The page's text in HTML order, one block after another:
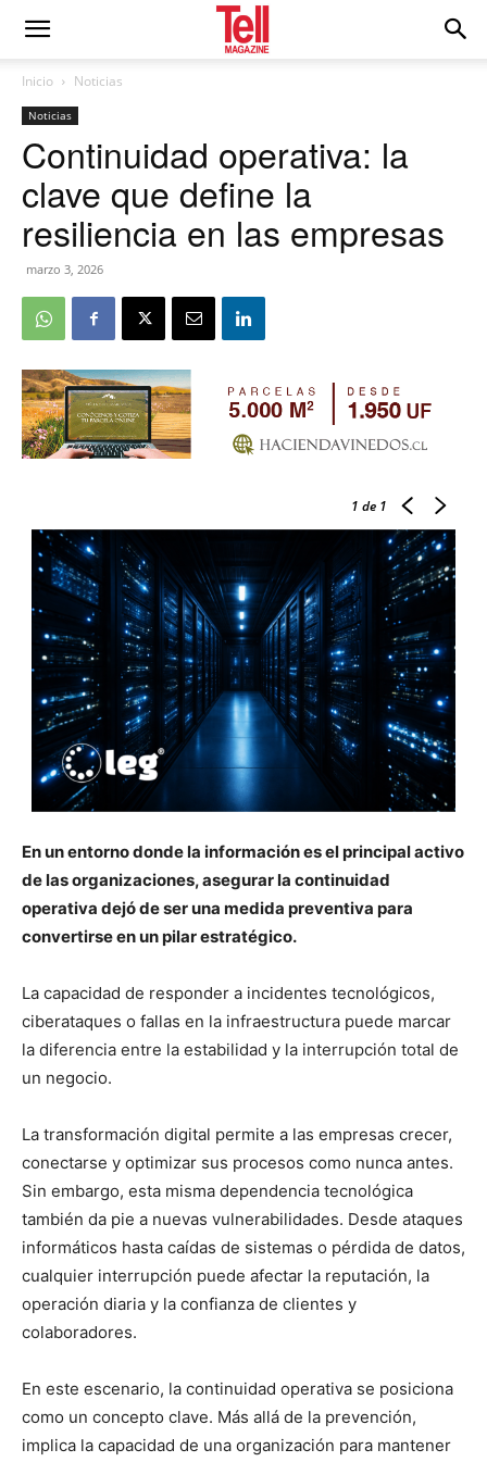
Inicio Noticias
Noticias
Continuidad operativa: la
clave que define la
resiliencia en las empresas
marzo 3, 2026
1 de 1
En un entorno donde la información es el principal activo
de las organizaciones, asegurar la continuidad
operativa dejó de ser una medida preventiva para
convertirse en un pilar estratégico.
La capacidad de responder a incidentes tecnológicos,
ciberataques o fallas en la infraestructura puede marcar
la diferencia entre la estabilidad y la interrupción total de
un negocio.
La transformación digital permite a las empresas crecer,
conectarse y optimizar sus procesos como nunca antes.
Sin embargo, esta misma dependencia tecnológica
también da pie a nuevas vulnerabilidades. Desde ataques
informáticos hasta caídas de sistemas o pérdida de datos,
cualquier interrupción puede afectar la reputación, la
operación diaria y la confianza de clientes y
colaboradores.
En este escenario, la continuidad operativa se posiciona
como un concepto clave. Más allá de la prevención,
implica la capacidad de una organización para mantener